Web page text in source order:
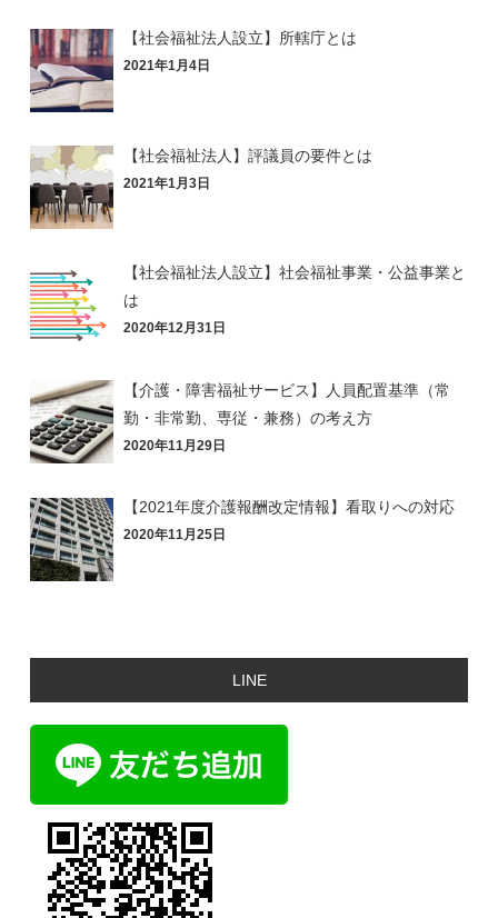
【社会福祉法人設立】所轄庁とは
2021年1月4日
【社会福祉法人】評議員の要件とは
2021年1月3日
【社会福祉法人設立】社会福祉事業・公益事業と
は
2020年12月31日
【介護・障害福祉サービス】人員配置基準（常
勤・非常勤、専従・兼務）の考え方
2020年11月29日
【2021年度介護報酬改定情報】看取りへの対応
2020年11月25日
LINE